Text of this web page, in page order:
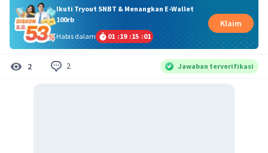
Ikuti Tryout SNBT & Menangkan E-Wallet
100rb
Habis dalam
01 :19 :15 :01
Klaim
2 2 Jawaban terverifikasi